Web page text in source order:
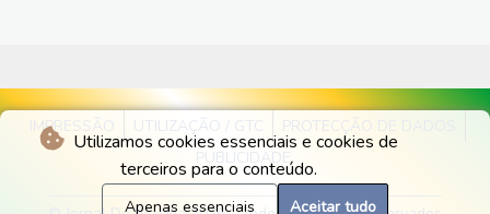
Utilizamos cookies essenciais e cookies de
terceiros para o conteúdo.
Apenas essenciais Aceitar tudo
IMPRESSÃO UTILIZAÇÃO / GTC
PROTECÇÃO DE DADOS
PUBLICIDADE